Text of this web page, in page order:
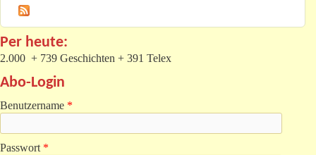
Per heute:
2.000 + 739 Geschichten + 391 Telex
Abo-Login
Benutzername *
Passwort *